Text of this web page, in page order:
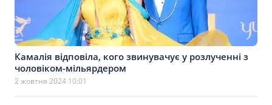
Камалія відповіла, кого звинувачує у розлученні з
чоловіком-мільярдером
2 жовтня 2024 10:01